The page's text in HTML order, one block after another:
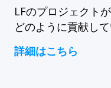
LFのプロジェクト
どのように貢献し
詳細はこちら